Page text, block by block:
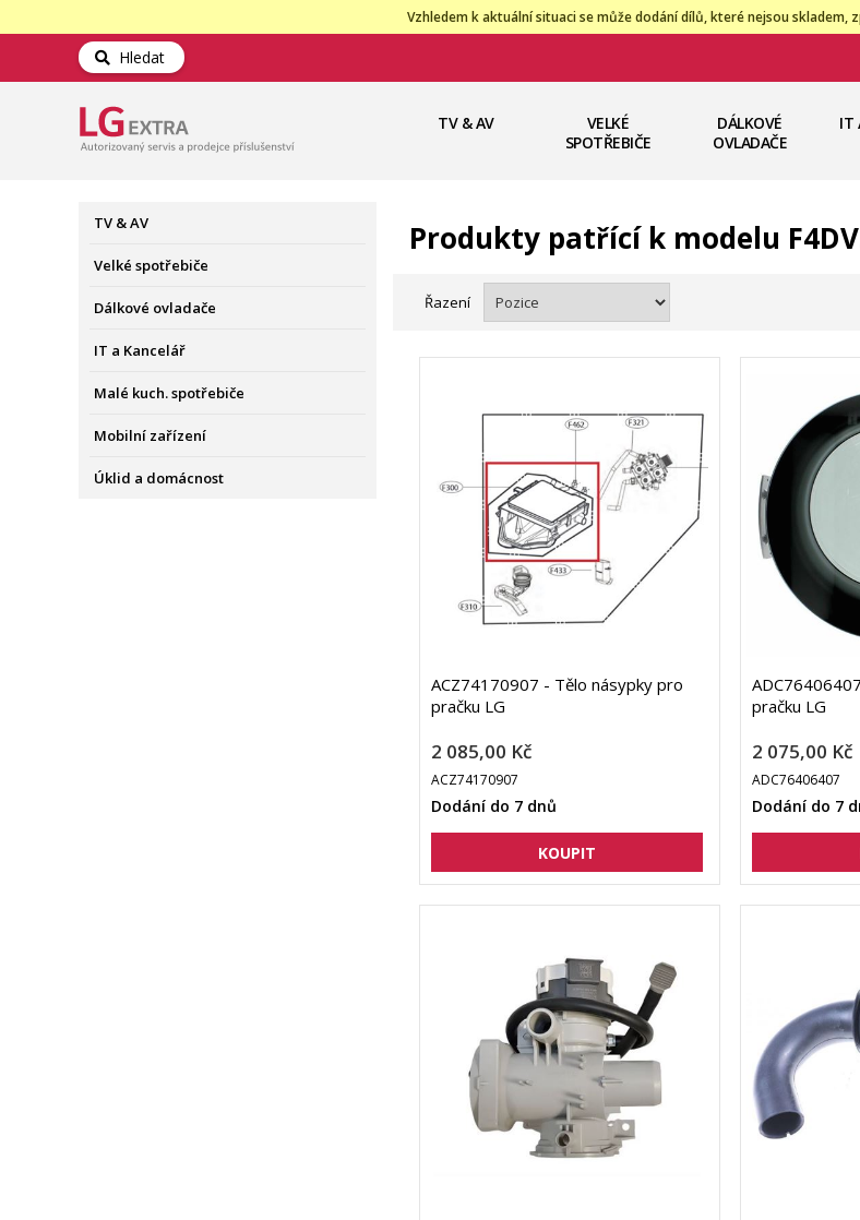
Vzhledem k aktuální situaci se může dodání dílů, které nejsou skladem,
Hledat
TV & AV
VELKÉ
SPOTŘEBIČE
DÁLKOVÉ
OVLADAČE
IT
TV & AV
Velké spotřebiče
Dálkové ovladače
IT a Kancelář
Malé kuch. spotřebiče
Mobilní zařízení
Úklid a domácnost
Produkty patřící k modelu
Řazení
ACZ74170907 - Tělo násypky pro
pračku LG
2 085,00 Kč
ACZ74170907
Dodání do 7 dnů
pračku LG
2 075,00 Kč
ADC76406407
Dodání do 7